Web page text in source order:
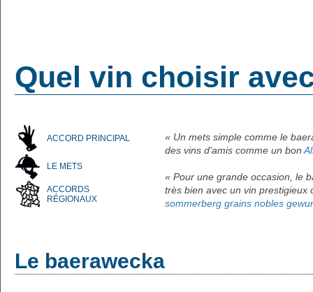
Quel vin choisir
ACCORD PRINCIPAL
LE METS
ACCORDS
RÉGIONAUX
« Un mets simple comme le
des vins d'amis comme un bon
« Pour une grande occasion, le
très bien avec un vin prestigieux
sommerberg grains nobles
Le baerawecka